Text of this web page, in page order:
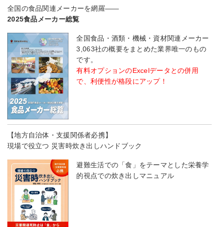
全国の食品関連メーカーを網羅――
2025食品メーカー総覧
全国食品・酒類・機械・資材関連メーカー
3,063社の概要をまとめた業界唯一のもの
です。
有料オプションのExcelデータとの併用
で、利便性が格段にアップ！
【地方自治体・支援関係者必携】
現場で役立つ 災害時炊き出しハンドブック
避難生活での「食」をテーマとした栄養学
的視点での炊き出しマニュアル